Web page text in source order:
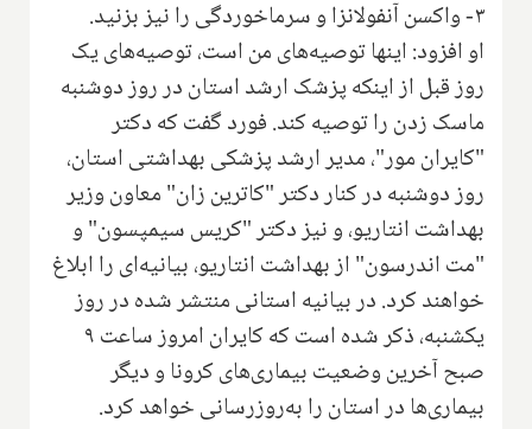
۳- واکسن آنفولانزا و سرماخوردگی را نیز بزنید.
او افزود: اینها توصیه‌های من است، توصیه‌های یک
روز قبل از اینکه پزشک ارشد استان در روز دوشنبه
ماسک زدن را توصیه کند. فورد گفت که دکتر
"کایران مور"، مدیر ارشد پزشکی بهداشتی استان،
روز دوشنبه در کنار دکتر "کاترین زان" معاون وزیر
بهداشت انتاریو، و نیز دکتر "کریس سیمپسون" و
"مت اندرسون" از بهداشت انتاریو، بیانیه‌ای را ابلاغ
خواهند کرد. در بیانیه استانی منتشر شده در روز
یکشنبه، ذکر شده است که کایران امروز ساعت ۹
صبح آخرین وضعیت بیماری‌های کرونا و دیگر
بیماری‌ها در استان را به‌روزرسانی خواهد کرد.